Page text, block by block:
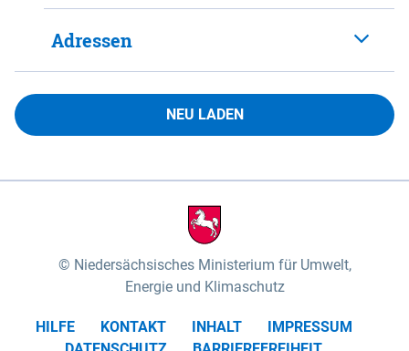
Adressen
NEU LADEN
Niedersächsisches Ministerium für Umwelt,
Energie und Klimaschutz
HILFE KONTAKT INHALT
IMPRESSUM